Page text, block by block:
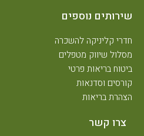
שירותים נוספים
חדרי קליניקה להשכרה
מסלול שיווק מטפלים
ביטוח בריאות פרטי
קורסים וסדנאות
הצהרת בריאות
צרו קשר